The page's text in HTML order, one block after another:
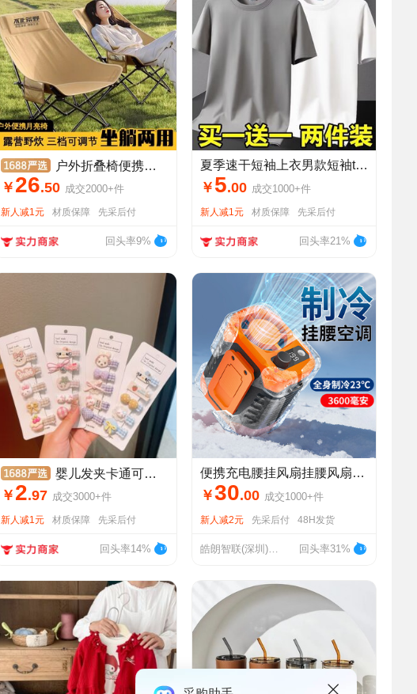
户外折叠椅便携可调节家用钓鱼露营椅子沙滩午休坐躺两用式月亮椅
￥ 26.50 成交2000+件
新人减1元 材质保障 先采后付
回头率9%
夏季速干短袖上衣男款短袖t恤健身服防嗮冰丝超薄T恤运动上衣宽松
￥ 5.00 成交1000+件
新人减1元 材质保障 先采后付
回头率21%
婴儿发夹卡通可爱布艺夹子不伤发超萌汗毛夹宝宝发饰短发刘海夹
￥ 2.97 成交3000+件
新人减1元 材质保障 先采后付
回头率14%
便携充电腰挂风扇挂腰风扇高速大风力户外随身便携夹腰间超长续航
￥30.00 成交1000+件
新人减2元 先采后付 48H发货
皓朗智联(深圳)电子有限公司 回头率31%